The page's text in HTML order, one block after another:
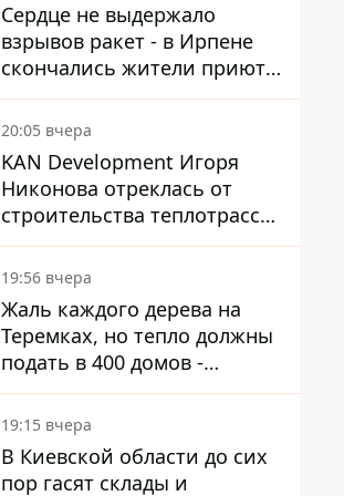
Сердце не выдержало
взрывов ракет - в Ирпене
скончались жители приюта
для собак с инвалидностью
20:05 вчера
KAN Development Игоря
Никонова отреклась от
строительства теплотрассы
на Теремках
19:56 вчера
Жаль каждого дерева на
Теремках, но тепло должны
подать в 400 домов -
депутат Киевсовета
19:15 вчера
В Киевской области до сих
пор гасят склады и